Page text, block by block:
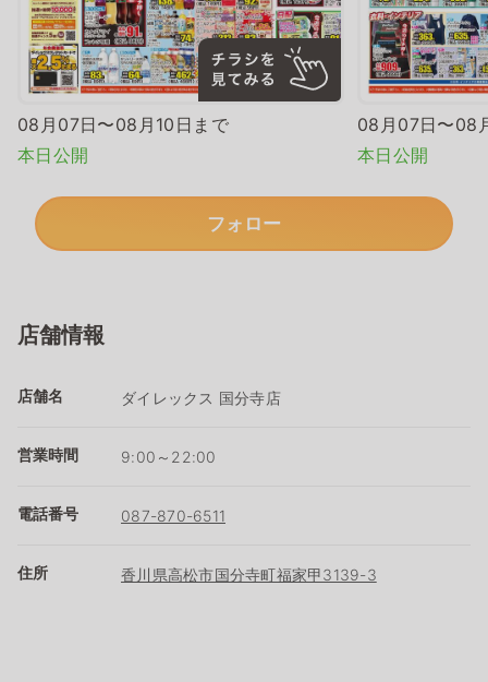
08月07日〜08月10日まで
本日公開
08月07日〜08
本日公開
フォロー
店舗情報
店舗名 ダイレックス 国分寺店
営業時間 9:00～22:00
電話番号 087-870-6511
住所 香川県高松市国分寺町福家甲3139-3